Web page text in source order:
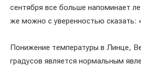
сентября все больше напоминает
же можно с уверенностью сказать:
Понижение температуры в Линце,
градусов является нормальным